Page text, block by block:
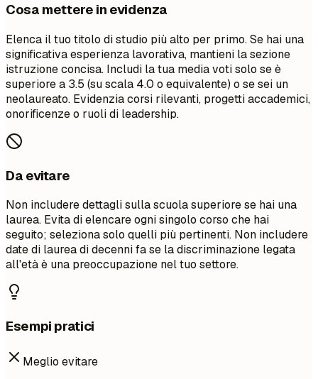
Cosa mettere in evidenza
Elenca il tuo titolo di studio più alto per primo. Se hai una
significativa esperienza lavorativa, mantieni la sezione
istruzione concisa. Includi la tua media voti solo se è
superiore a 3.5 (su scala 4.0 o equivalente) o se sei un
neolaureato. Evidenzia corsi rilevanti, progetti accademici,
onorificenze o ruoli di leadership.
Da evitare
Non includere dettagli sulla scuola superiore se hai una
laurea. Evita di elencare ogni singolo corso che hai
seguito; seleziona solo quelli più pertinenti. Non includere
date di laurea di decenni fa se la discriminazione legata
all'età è una preoccupazione nel tuo settore.
Esempi pratici
Meglio evitare